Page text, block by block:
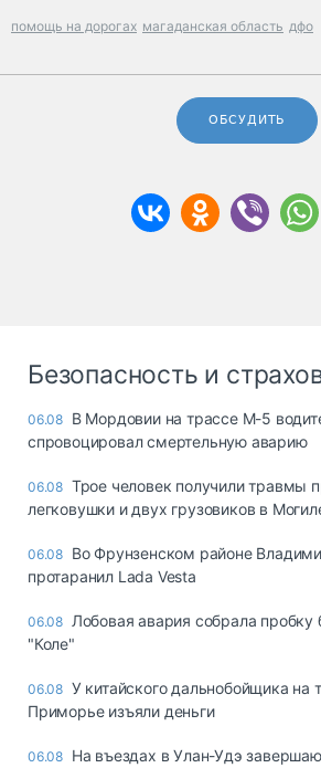
помощь на дорогах магаданская область дфо
ОБСУДИТЬ
Безопасность и
06.08 В Мордовии на трассе М-5
спровоцировал смертельную аварию
06.08 Трое человек получили травмы
легковушки и двух грузовиков в
06.08 Во Фрунзенском районе
протаранил Lada Vesta
06.08 Лобовая авария собрала
"Коле"
06.08 У китайского дальнобойщика на
Приморье изъяли деньги
06.08 Ha въeздax в Улaн-Удэ